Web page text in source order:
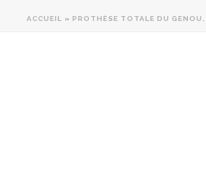
ACCUEIL » PROTHÈSE TOTALE DU